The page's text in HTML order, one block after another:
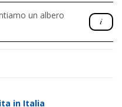
un albero
in Italia